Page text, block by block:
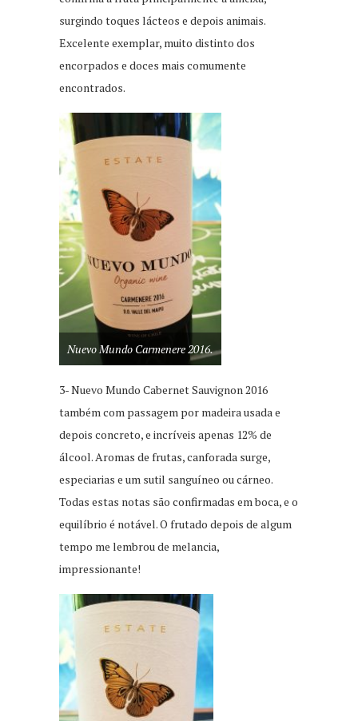
surgindo toques lácteos e depois animais.
Excelente exemplar, muito distinto dos
encorpados e doces mais comumente
encontrados.
Nuevo Mundo Carmenere 2016.
3- Nuevo Mundo Cabernet Sauvignon 2016
também com passagem por madeira usada e
depois concreto, e incríveis apenas 12% de
álcool. Aromas de frutas, canforada surge,
especiarias e um sutil sanguíneo ou cárneo.
Todas estas notas são confirmadas em boca, e o
equilíbrio é notável. O frutado depois de algum
tempo me lembrou de melancia,
impressionante!